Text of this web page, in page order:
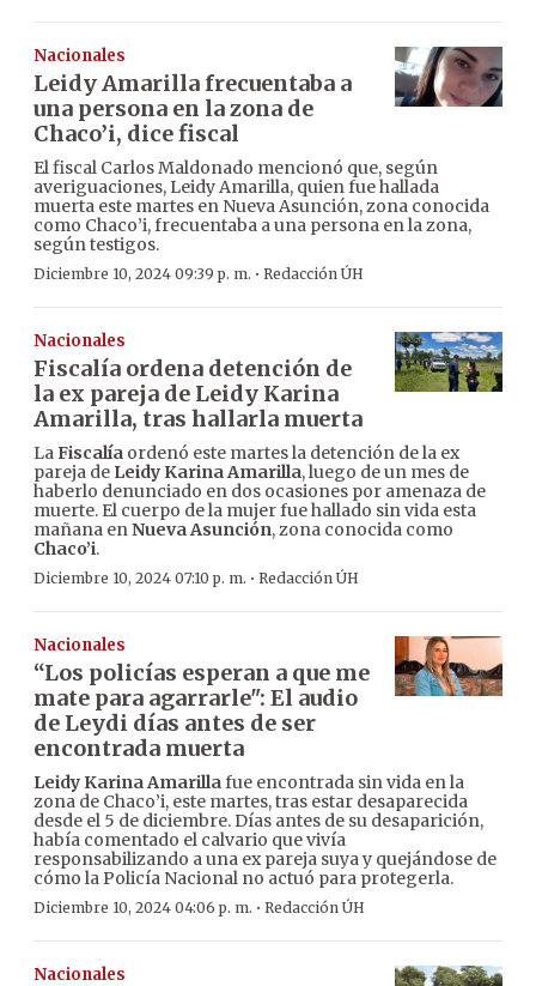
Nacionales
Leidy Amarilla frecuentaba a
una persona en la zona de
Chaco’i, dice fiscal
El fiscal Carlos Maldonado mencionó que, según
averiguaciones, Leidy Amarilla, quien fue hallada
muerta este martes en Nueva Asunción, zona conocida
como Chaco’i, frecuentaba a una persona en la zona,
según testigos.
Diciembre 10, 2024 09:39 p. m. · Redacción ÚH
Nacionales
Fiscalía ordena detención de
la ex pareja de Leidy Karina
Amarilla, tras hallarla muerta
LaFiscalía ordenó este martes la detención de la ex
pareja de Leidy Karina Amarilla, luego de un mes de
haberlo denunciado en dos ocasiones por amenaza de
muerte. El cuerpo de la mujer fue hallado sin vida esta
mañana enNueva Asunción, zona conocida como
Chaco’i.
Diciembre 10, 2024 07:10 p. m. · Redacción ÚH
Nacionales
“Los policías esperan a que me
mate para agarrarle": El audio
de Leydi días antes de ser
encontrada muerta
Leidy Karina Amarillafue encontrada sin vida en la
zona de Chaco’i, este martes, tras estar desaparecida
desde el 5 de diciembre. Días antes de su desaparición,
había comentado el calvario que vivía
responsabilizando a una ex pareja suya y quejándose de
cómo la Policía Nacional no actuó para protegerla.
Diciembre 10, 2024 04:06 p. m. · Redacción ÚH
Nacionales